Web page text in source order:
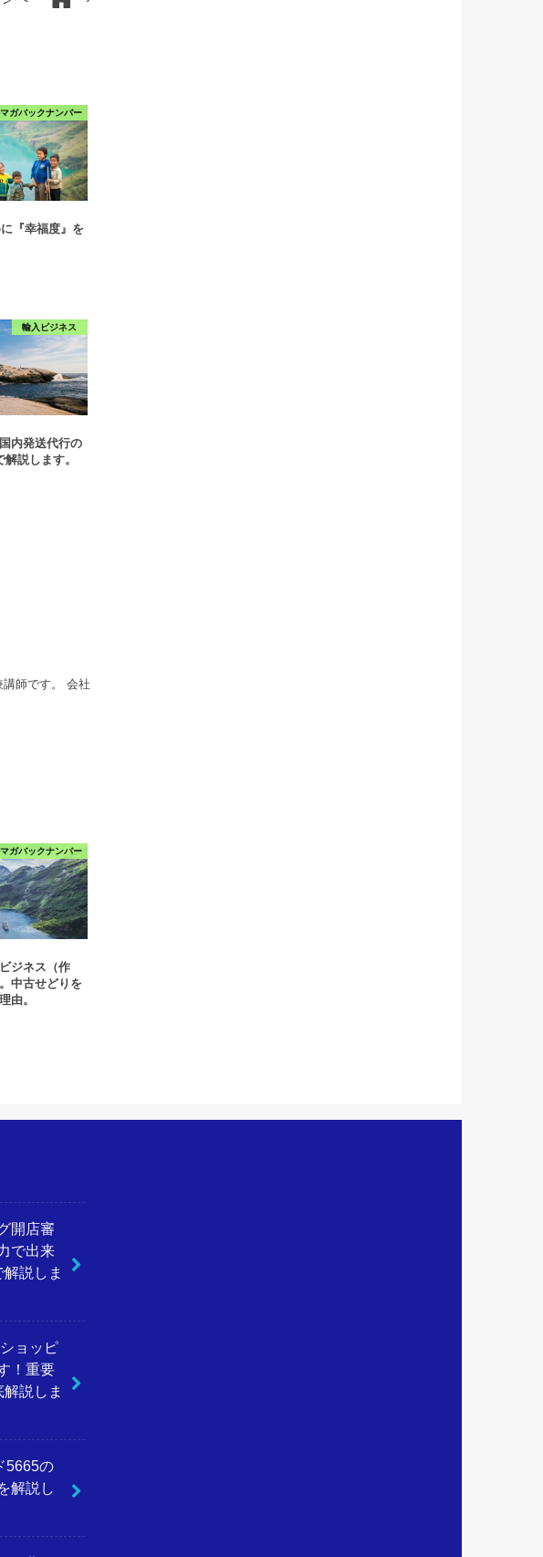
ガバックナンバー
『幸福度』を
輸入ビジネス
内発送代行の
説します。
師です。 会社
ガバックナンバー
ジネス（作
中古せどりを
由。
開店審
で出来
説しま
ョッピ
！重要
説しま
5665の
解説し